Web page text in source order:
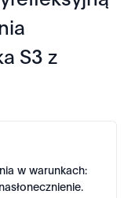
S3 z
w warunkach: